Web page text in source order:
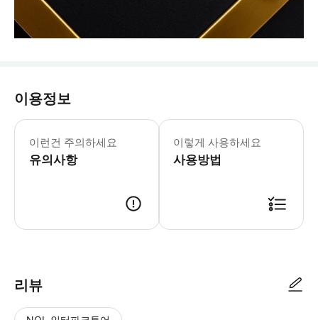
이용정보
이런건 주의하세요
유의사항
이렇게 사용하세요
사용방법
리뷰